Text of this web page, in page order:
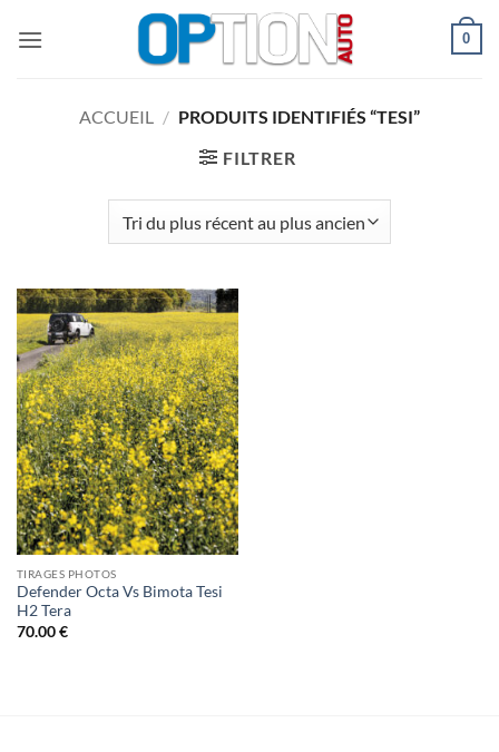
0
ACCUEIL / PRODUITS IDENTIFIÉS “TESI”
FILTRER
TIRAGES PHOTOS
Defender Octa Vs Bimota Tesi
H2 Tera
70.00€